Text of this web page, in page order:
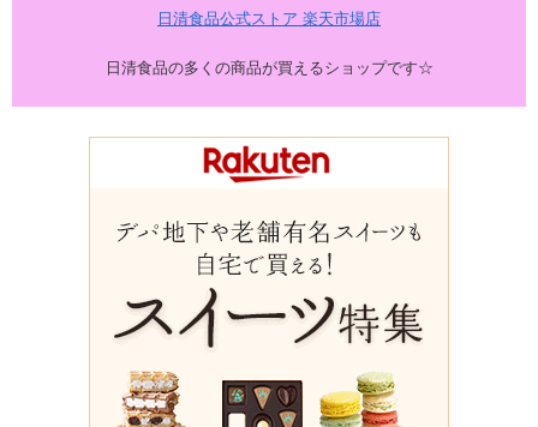
日清食品公式ストア 楽天市場店
日清食品の多くの商品が買えるショップです☆